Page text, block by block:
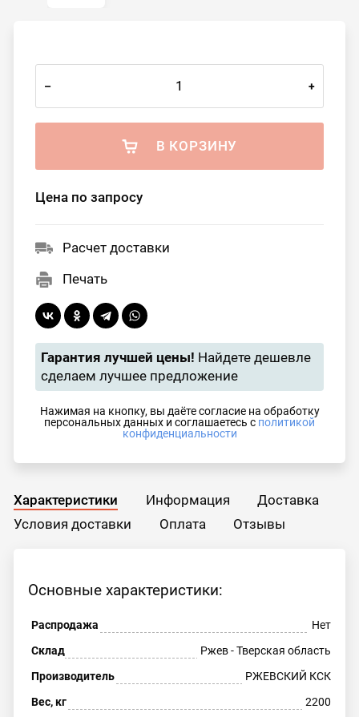
– +
В КОРЗИНУ
Цена по запросу
Расчет доставки
Печать
Гарантия лучшей цены! Найдете дешевле
сделаем лучшее предложение
Нажимая на кнопку, вы даёте согласие на обработку
персональных данных и соглашаетесь с политикой
конфиденциальности
Характеристики Информация
Доставка
Условия доставки
Оплата Отзывы
Основные характеристики:
Распродажа
Нет
Склад
Ржев - Тверская область
Производитель
РЖЕВСКИЙ КСК
Вес, кг
2200